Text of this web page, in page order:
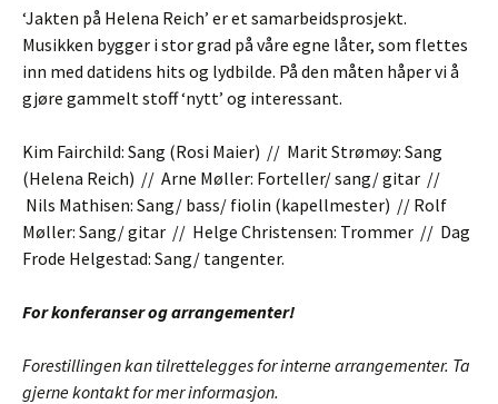
‘Jakten på Helena Reich’ er et samarbeidsprosjekt.
Musikken bygger i stor grad på våre egne låter, som flettes
inn med datidens hits og lydbilde. På den måten håper vi å
gjøre gammelt stoff ‘nytt’ og interessant.
Kim Fairchild: Sang (Rosi Maier) // Marit Strømøy: Sang
(Helena Reich) // Arne Møller: Forteller/ sang/ gitar //
Nils Mathisen: Sang/ bass/ fiolin (kapellmester) // Rolf
Møller: Sang/ gitar // Helge Christensen: Trommer // Dag
Frode Helgestad: Sang/ tangenter.
For konferanser og arrangementer!
Forestillingen kan tilrettelegges for interne arrangementer. Ta
gjerne kontakt for mer informasjon.